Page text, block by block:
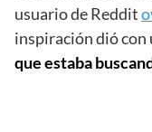
usuario de Reddit
inspiración dió con
que estaba